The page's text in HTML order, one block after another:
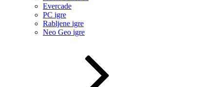
Evercade
PC igre
Rabljene igre
Neo Geo igre